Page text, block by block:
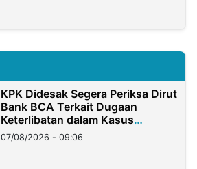
KPK Didesak Segera Periksa Dirut
Bank BCA Terkait Dugaan
Keterlibatan dalam Kasus
Hilangnya Dana Nasabah Rp2,58
Miliar
07/08/2026 - 09:06